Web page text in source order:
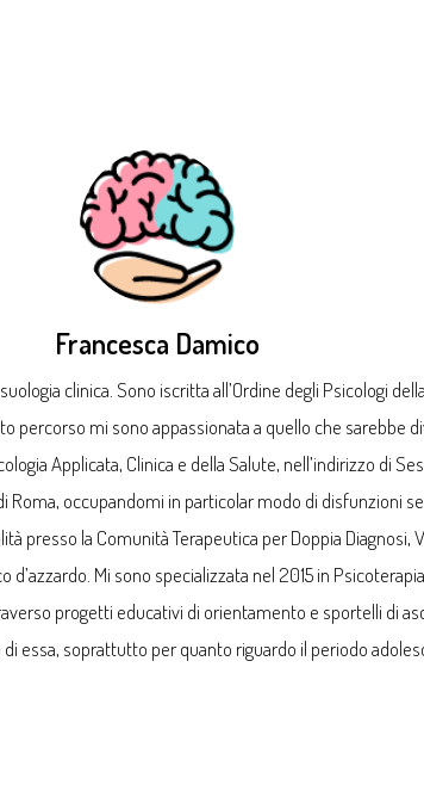
Francesca Damico
clinica. Sono iscritta all’Ordine degli Psicologi
percorso mi sono appassionata a quello che
Applicata, Clinica e della Salute, nell’indirizzo di
occupandomi in particolar modo di disfunzioni
la Comunità Terapeutica per Doppia Diagnosi,
Mi sono specializzata nel 2015 in
progetti educativi di orientamento e sportelli di
essa, soprattutto per quanto riguardo il periodo